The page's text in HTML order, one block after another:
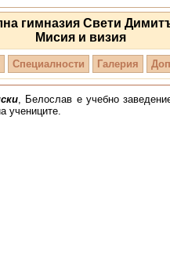
гимназия Свети
Мисия и визия
Специалности Галерия
, Белослав е учебно
учениците.